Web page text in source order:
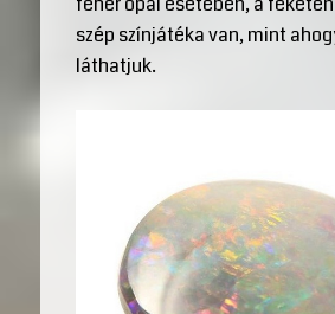
szép színjátéka van, mint
láthatjuk.